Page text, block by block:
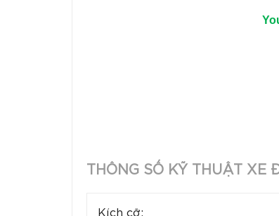
THÔNG SỐ KỸ THUẬT
Kích cỡ: